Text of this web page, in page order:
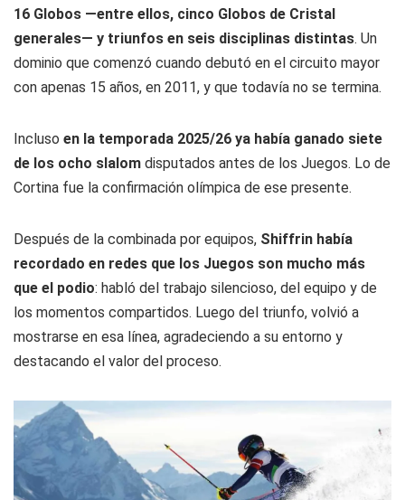
16 Globos —entre ellos, cinco Globos de Cristal
generales— y triunfos en seis disciplinas distintas. Un
dominio que comenzó cuando debutó en el circuito mayor
con apenas 15 años, en 2011, y que todavía no se termina.
Incluso en la temporada 2025/26 ya había ganado siete
de los ocho slalom disputados antes de los Juegos. Lo de
Cortina fue la confirmación olímpica de ese presente.
Después de la combinada por equipos, Shiffrin había
recordado en redes que los Juegos son mucho más
que el podio: habló del trabajo silencioso, del equipo y de
los momentos compartidos. Luego del triunfo, volvió a
mostrarse en esa línea, agradeciendo a su entorno y
destacando el valor del proceso.